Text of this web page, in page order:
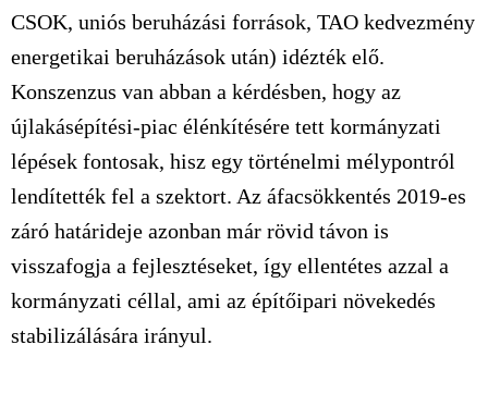
CSOK, uniós beruházási források, TAO kedvezmény
energetikai beruházások után) idézték elő.
Konszenzus van abban a kérdésben, hogy az
újlakásépítési-piac élénkítésére tett kormányzati
lépések fontosak, hisz egy történelmi mélypontról
lendítették fel a szektort. Az áfacsökkentés 2019-es
záró határideje azonban már rövid távon is
visszafogja a fejlesztéseket, így ellentétes azzal a
kormányzati céllal, ami az építőipari növekedés
stabilizálására irányul.